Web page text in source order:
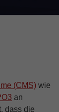
(CMS) wie
an
dass die